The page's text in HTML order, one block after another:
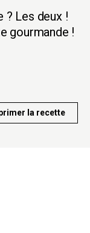
? Les deux !
gourmande !
la recette